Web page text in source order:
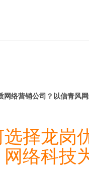
网络营销公司？以信青风
择龙岗
网络科技